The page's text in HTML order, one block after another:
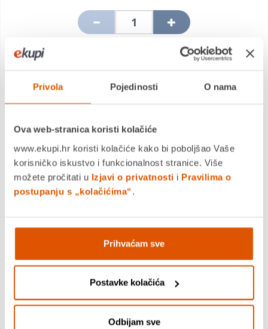
Privola Pojedinosti O nama
Ova web-stranica koristi kolačiće
www.ekupi.hr koristi kolačiće kako bi poboljšao Vaše
korisničko iskustvo i funkcionalnost stranice. Više
možete pročitati u Izjavi o privatnosti i Pravilima o
postupanju s „kolačićima“.
Prihvaćam sve
Postavke kolačića
Odbijam sve
DODAJTE U KOŠARICU
KUPITE ODMAH
MOGLO BI VAS ZANIMATI I OVO
Školski ruksak, anatomski, CoolPack, Jerry Hello Kitty
97,19 €